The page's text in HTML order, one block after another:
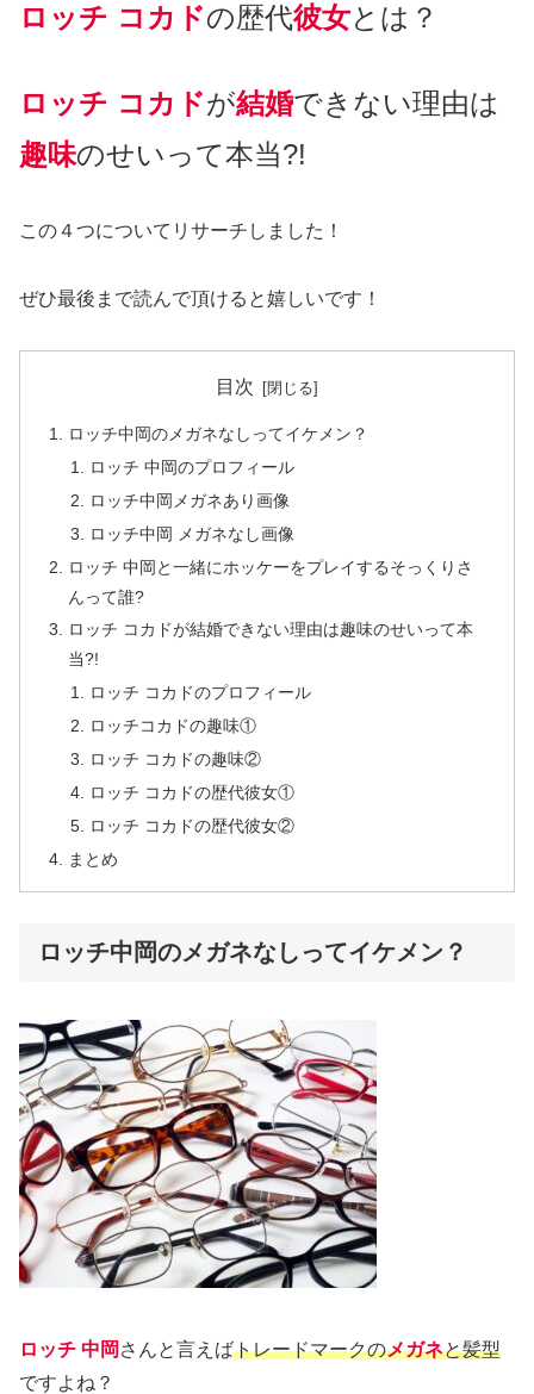
ロッチ コカドの歴代彼女とは？
ロッチ コカドが結婚できない理由は
趣味のせいって本当?!
この４つについてリサーチしました！
ぜひ最後まで読んで頂けると嬉しいです！
目次
ロッチ中岡のメガネなしってイケメン？
ロッチ 中岡のプロフィール
ロッチ中岡メガネあり画像
ロッチ中岡 メガネなし画像
ロッチ 中岡と一緒にホッケーをプレイするそっくりさ
んって誰?
ロッチ コカドが結婚できない理由は趣味のせいって本
当?!
ロッチ コカドのプロフィール
ロッチコカドの趣味①
ロッチ コカドの趣味②
ロッチ コカドの歴代彼女①
ロッチ コカドの歴代彼女②
まとめ
ロッチ中岡のメガネなしってイケメン？
ロッチ 中岡 さんと言えばトレードマークのメガネと髪型
ですよね？